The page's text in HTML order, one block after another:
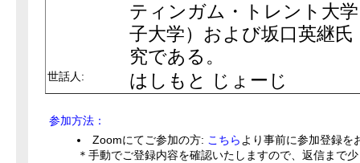
ティンガム・トレント大
子大学）および坂口英継
究である。
世話人: はしもと じょーじ
参加方法：
Zoomにてご参加の方: こちら より事前に参加登録を
＊手動でご登録内容を確認いたしますので、返信まで